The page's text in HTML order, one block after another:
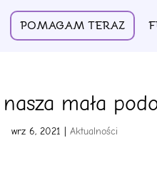
POMAGAM TERAZ
mała
wrz 6, 2021 | Aktualności